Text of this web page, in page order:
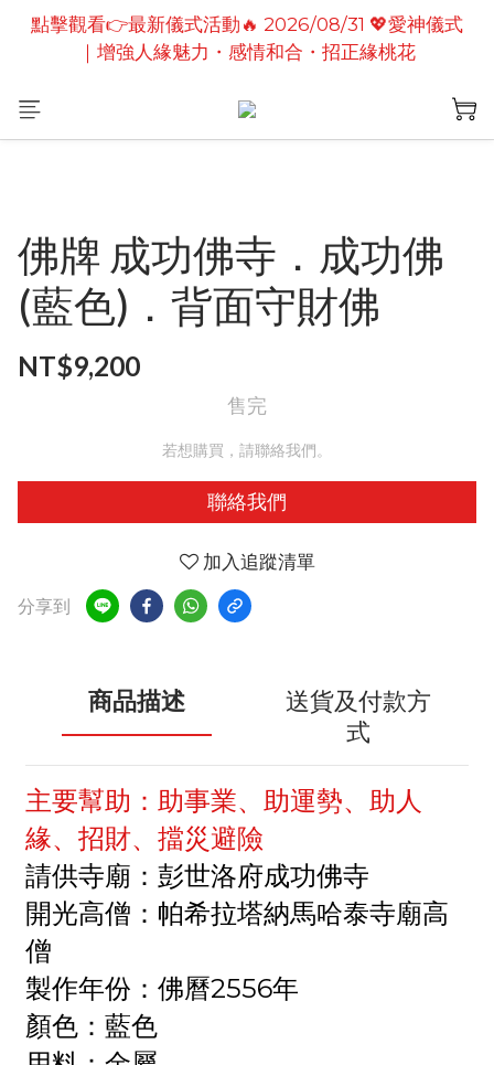
點擊觀看👉最新儀式活動🔥2026/08/19 💗2026七夕
情定善緣桃花燈｜泰國高僧祈願點燈儀式
點擊觀看👉最新儀式活動🔥 2026/08/31 💖愛神儀式
｜增強人緣魅力・感情和合・招正緣桃花
點擊觀看👉最新儀式活動🔥2026/08/19 💗2026七夕
佛牌 成功佛寺．成功佛
(藍色)．背面守財佛
NT$9,200
售完
若想購買，請聯絡我們。
聯絡我們
加入追蹤清單
分享到
商品描述
送貨及付款方
式
主要幫助：助事業、助運勢、助人
緣、招財、擋災避險
請供寺廟：彭世洛府成功佛寺
開光高僧：帕希拉塔納馬哈泰寺廟高
僧
製作年份：佛曆2556年
顏色：藍色